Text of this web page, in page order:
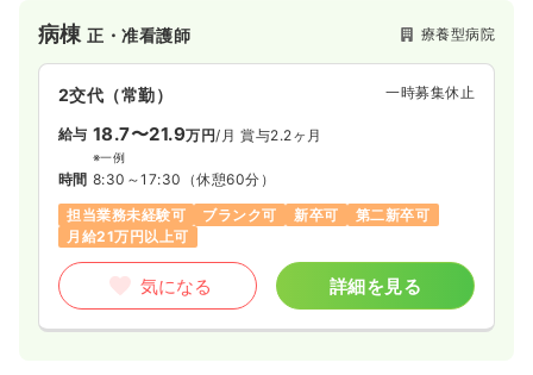
病棟正・准看護師 療養型病院
2交代（常勤） 一時募集休止
給与 18.7〜21.9万円/月 賞与2.2ヶ月
※一例
時間 8:30～17:30 （休憩60分）
担当業務未経験可
ブランク可 新卒可
第二新卒可
月給21万円以上可
気になる 詳細を見る